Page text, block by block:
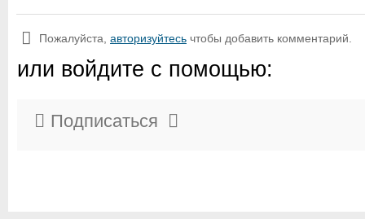
Пожалуйста, авторизуйтесь чтобы добавить комментарий.
или войдите с помощью:
Подписаться